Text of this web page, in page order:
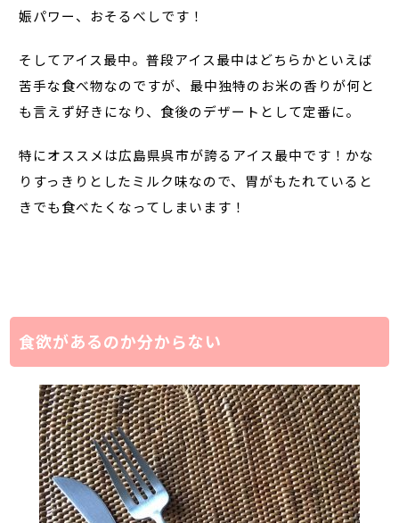
娠パワー、おそるべしです！
そしてアイス最中。普段アイス最中はどちらかといえば
苦手な食べ物なのですが、最中独特のお米の香りが何と
も言えず好きになり、食後のデザートとして定番に。
特にオススメは広島県呉市が誇るアイス最中です！かな
りすっきりとしたミルク味なので、胃がもたれていると
きでも食べたくなってしまいます！
食欲があるのか分からない